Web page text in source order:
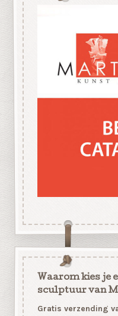
Waarom kies je
sculptuur van
Gratis verzending